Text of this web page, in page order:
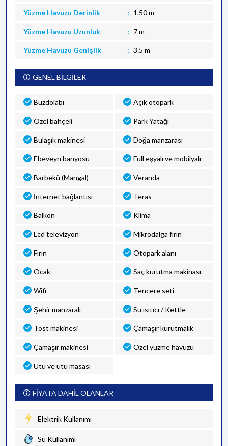
Yüzme Havuzu Derinlik 1.50 m
Yüzme Havuzu Uzunluk 7 m
Yüzme Havuzu Genişlik 3.5 m
GENEL BİLGİLER
Buzdolabı Açık otopark
Özel bahçeli Park Yatağı
Bulaşık makinesi Doğa manzarası
Ebeveyn banyosu Full eşyalı ve mobilyalı
Barbekü (Mangal) Veranda
İnternet bağlantısı Teras
Balkon Klima
Lcd televizyon Mikrodalga fırın
Fırın Otopark alanı
Ocak Saç kurutma makinası
Wifi Tencere seti
Şehir manzaralı Su ısıtıcı / Kettle
Tost makinesi Çamaşır kurutmalık
Çamaşır makinesi Özel yüzme havuzu
Ütü ve ütü masası
FİYATA DAHİL OLANLAR
Elektrik Kullanımı
Su Kullanımı